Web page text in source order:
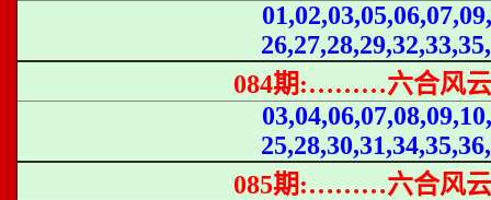
084期:………六合风
085期:………六合风